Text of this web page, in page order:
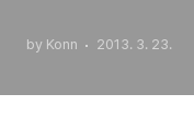
by Konn 2013. 3. 23.